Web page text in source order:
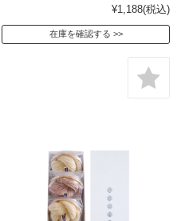
¥1,188(税込)
在庫を確認する